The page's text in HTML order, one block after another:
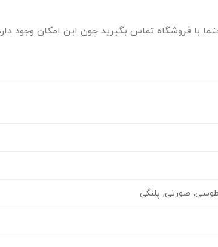
با فروشگاه تماس بگیرید چون این امکان وجود
صورتی, پلنگی